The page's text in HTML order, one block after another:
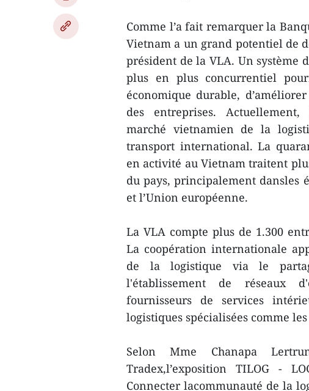
Comme l’a fait remarquer la
Vietnam a un grand potentiel de
président de la VLA. Un système
plus en plus concurrentiel
économique durable,
des entreprises.
marché vietnamien de la
transport international. La
en activité au Vietnam traitent
du pays, principalement dansles
et l’Union européenne.
La VLA compte plus de 1.300
La coopération internationale
de la logistique via le
l'établissement de réseaux
fournisseurs de services
logistiques spécialisées comme
Selon Mme Chanapa
Tradex,l’exposition TILOG -
Connecter lacommunauté de la